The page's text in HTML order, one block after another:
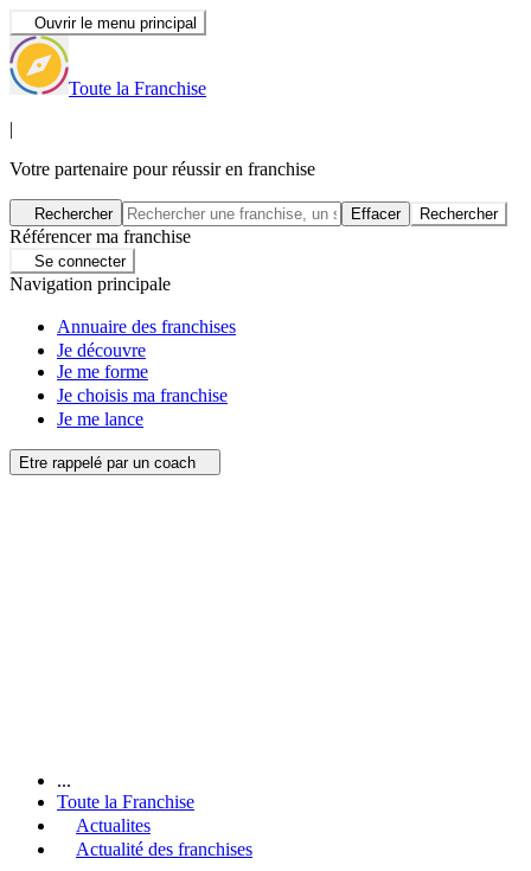
Ouvrir le menu principal
Toute la Franchise
|
Votre partenaire pour réussir en franchise
Rechercher Effacer Rechercher
Référencer ma franchise
Se connecter
Navigation principale
Annuaire des franchises
Je découvre
Je me forme
Je choisis ma franchise
Je me lance
Etre rappelé par un coach
...
Toute la Franchise
Actualites
Actualité des franchises